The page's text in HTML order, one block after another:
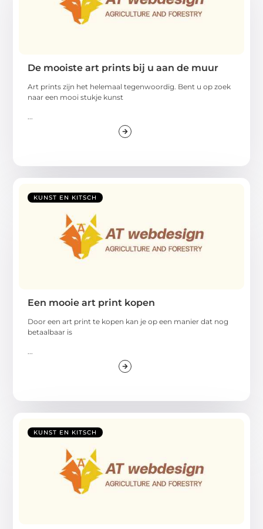
De mooiste art prints bij u aan de muur
Art prints zijn het helemaal tegenwoordig. Bent u op zoek
naar een mooi stukje kunst
KUNST EN KITSCH
Een mooie art print kopen
Door een art print te kopen kan je op een manier dat nog
betaalbaar is
KUNST EN KITSCH